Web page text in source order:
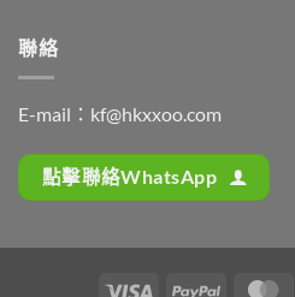
揮、
用〉
中
汀
雙
機
制、
用
聯絡
E-mail： kf@hkxxoo.com
點擊聯絡WhatsApp
Visa PayPal